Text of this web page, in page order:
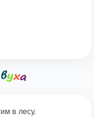
в лесу.